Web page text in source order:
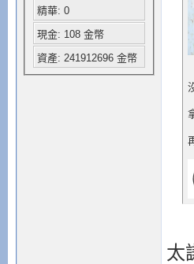
精華: 0
現金: 108 金幣
資產: 241912696 金幣
太